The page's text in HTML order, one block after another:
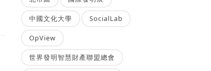
中國文化大學 SocialLab
OpView
世界發明智慧財產聯盟總會